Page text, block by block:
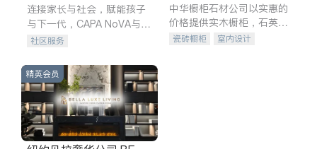
连接家长与社会，赋能孩子
与下一代，CAPA NoVA与您
携手建设包容、公平、充满
社区服务
中华橱柜石材公司以实惠的
价格提供实木橱柜，石英石
台面，多种优质不锈钢水
瓷砖橱柜
室内设计
精英会员